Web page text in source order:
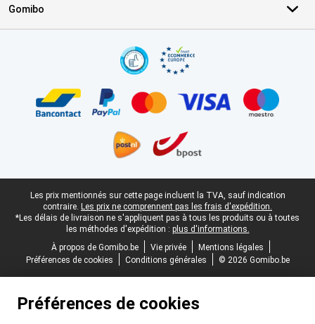
Gomibo
Pied-de-page légal
Les prix mentionnés sur cette page incluent la TVA, sauf indication
contraire. Les prix ne comprennent pas les frais d'expédition.
*Les délais de livraison ne s'appliquent pas à tous les produits ou à toutes
les méthodes d'expédition : plus d'informations.
À propos de Gomibo.be
Vie privée
Mentions légales
Préférences de cookies
Conditions générales © 2026 Gomibo.be
Préférences de cookies